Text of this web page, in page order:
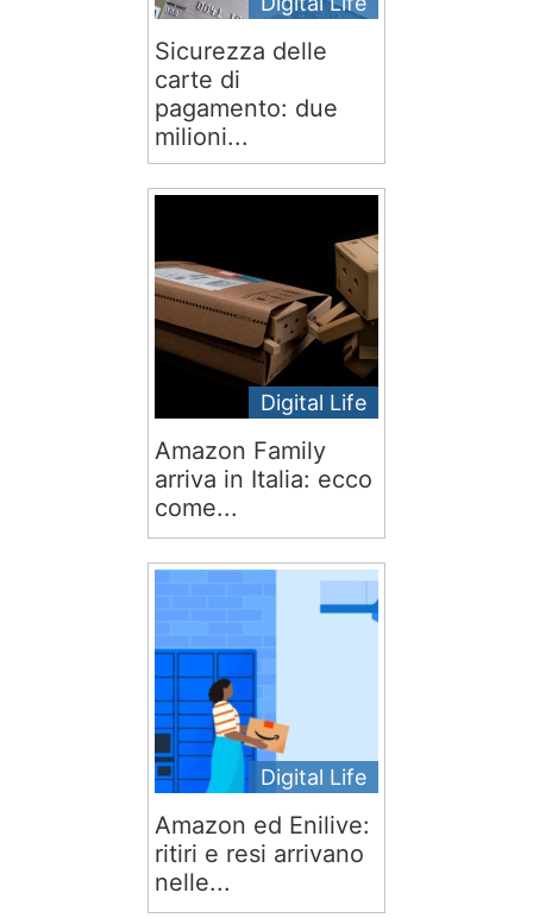
Sicurezza delle
carte di
pagamento: due
milioni...
Digital Life
Amazon Family
arriva in Italia: ecco
come...
Digital Life
Amazon ed Enilive:
ritiri e resi arrivano
nelle...